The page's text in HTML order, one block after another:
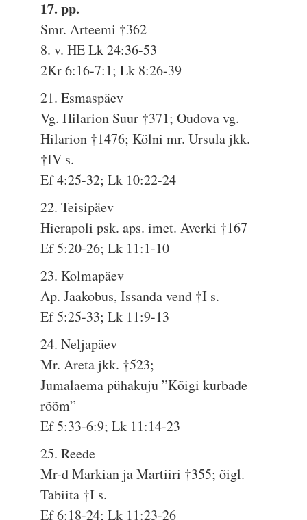
17. pp.
Smr. Arteemi †362
8. v. HE Lk 24:36-53
2Kr 6:16-7:1; Lk 8:26-39
21. Esmaspäev
Vg. Hilarion Suur †371; Oudova vg.
Hilarion †1476; Kölni mr. Ursula jkk.
†IV s.
Ef 4:25-32; Lk 10:22-24
22. Teisipäev
Hierapoli psk. aps. imet. Averki †167
Ef 5:20-26; Lk 11:1-10
23. Kolmapäev
Ap. Jaakobus, Issanda vend †I s.
Ef 5:25-33; Lk 11:9-13
24. Neljapäev
Mr. Areta jkk. †523;
Jumalaema pühakuju ”Kõigi kurbade
rõõm”
Ef 5:33-6:9; Lk 11:14-23
25. Reede
Mr-d Markian ja Martiiri †355; õigl.
Tabiita †I s.
Ef 6:18-24; Lk 11:23-26